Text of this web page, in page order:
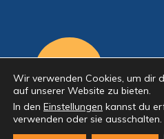
© Kinderland Naunhof e.V.
Wir verwenden Cookies, um dir
auf unserer Website zu bieten.
In den Einstellungen kannst du
verwenden oder sie ausschalten.